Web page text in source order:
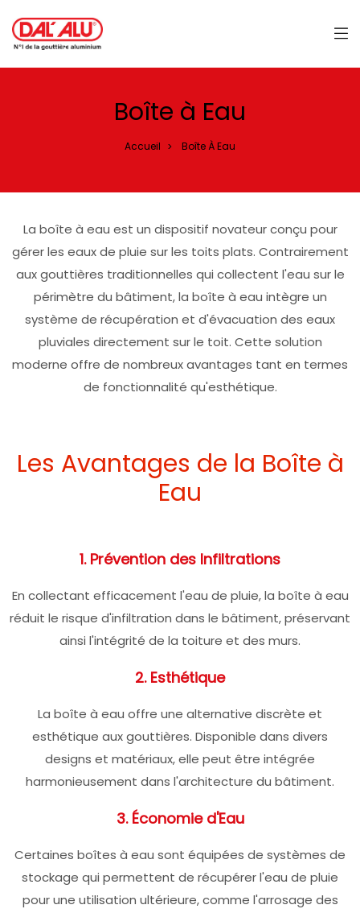
Boîte à Eau
Accueil > Boîte À Eau
La boîte à eau est un dispositif novateur conçu pour
gérer les eaux de pluie sur les toits plats. Contrairement
aux gouttières traditionnelles qui collectent l'eau sur le
périmètre du bâtiment, la boîte à eau intègre un
système de récupération et d'évacuation des eaux
pluviales directement sur le toit. Cette solution
moderne offre de nombreux avantages tant en termes
de fonctionnalité qu'esthétique.
Les Avantages de la Boîte à
Eau
1. Prévention des Infiltrations
En collectant efficacement l'eau de pluie, la boîte à eau
réduit le risque d'infiltration dans le bâtiment, préservant
ainsi l'intégrité de la toiture et des murs.
2. Esthétique
La boîte à eau offre une alternative discrète et
esthétique aux gouttières. Disponible dans divers
designs et matériaux, elle peut être intégrée
harmonieusement dans l'architecture du bâtiment.
3. Économie d'Eau
Certaines boîtes à eau sont équipées de systèmes de
stockage qui permettent de récupérer l'eau de pluie
pour une utilisation ultérieure, comme l'arrosage des